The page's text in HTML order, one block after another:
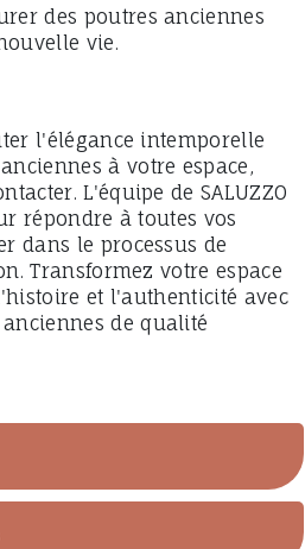
des poutres anciennes
vie.
l'élégance intemporelle
à votre espace,
L'équipe de SALUZZO
répondre à toutes vos
dans le processus de
Transformez votre espace
et l'authenticité avec
de qualité